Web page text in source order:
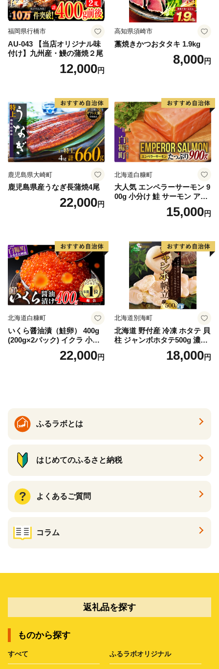
福岡県行橋市
AU-043 【当店オリジナル味
付け】九州産・鰻の蒲焼２尾
12,000円
高知県須崎市
藁焼きかつおタタキ 1.9kg
8,000円
鹿児島県大崎町
鹿児島県産うなぎ長蒲焼4尾
22,000円
北海道白糠町
大人気 エンペラーサーモン 9
00g 小分け 鮭 サーモン アト
ランティックサーモン 水産
庁長官賞 受賞 さけ シャケ し
満足 美味しい 贈答 生食用 刺
身 お刺身 刺し身 魚介類 海鮮
冷凍 厚切り 薄切り ふるさと
納税 ふるさとチョイス チョ
イス 北海道 白糠町
15,000円
北海道白糠町
いくら醤油漬（鮭卵） 400g
(200g×2パック) イクラ 小分
け いくら醤油漬 鮭いくら い
くら醤油漬け 鮭 鮭卵 ikura
22,000円
北海道別海町
北海道 野付産 冷凍 ホタテ 貝
柱 ジャンボホタテ500g 濃厚
な旨味と甘み （ほたて ホタ
テ 帆立 貝柱 ホタテ貝柱 大玉
18,000円
ふるラボとは
はじめてのふるさと納税
よくあるご質問
コラム
返礼品を探す
ものから探す
すべて ふるラボオリジナル